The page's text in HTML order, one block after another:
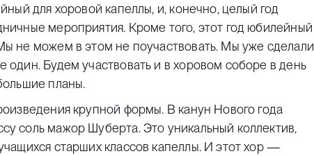
для хоровой капеллы, и, конечно, целый год
мероприятия. Кроме того, этот год юбилейный
не можем в этом не поучаствовать. Мы уже сделали
Будем участвовать и в хоровом соборе в день
планы.
крупной формы. В канун Нового года
соль мажор Шуберта. Это уникальный коллектив,
старших классов капеллы. И этот хор —